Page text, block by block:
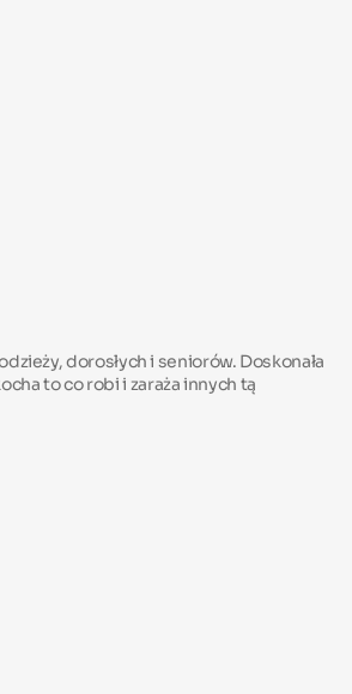
dorosłych i seniorów. Doskonała
to co robi i zaraża innych tą